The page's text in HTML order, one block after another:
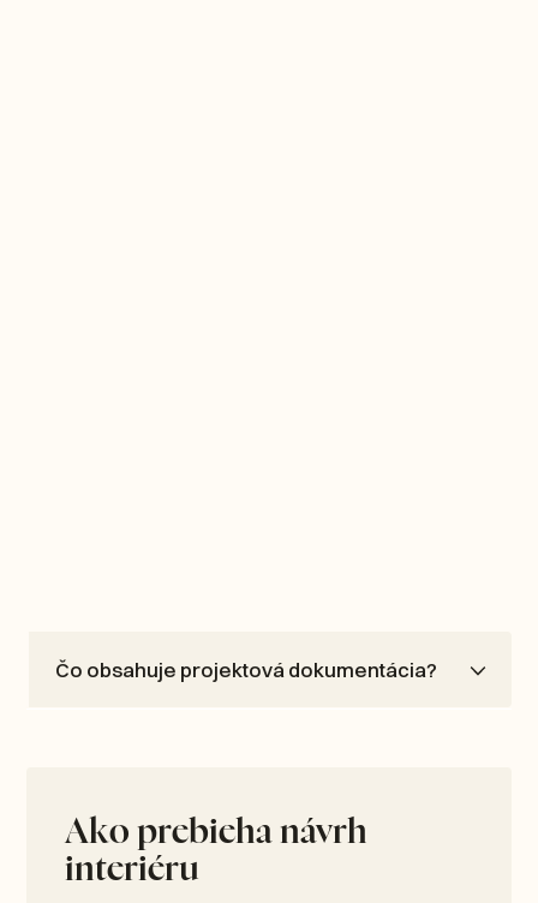
Čo obsahuje projektová dokumentácia?
Ako prebieha návrh
interiéru